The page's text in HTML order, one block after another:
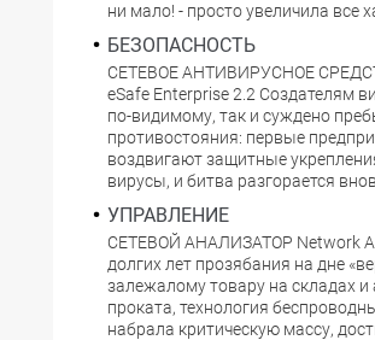
ни мало! - просто увеличила все
БЕЗОПАСНОСТЬ
СЕТЕВОЕ АНТИВИРУСНОЕ
eSafe Enterprise 2.2 Создателям
по-видимому, так и суждено
противостояния: первые
воздвигают защитные
вирусы, и битва разгорается
УПРАВЛЕНИЕ
СЕТЕВОЙ АНАЛИЗАТОР Network
долгих лет прозябания на дне
залежалому товару на складах
проката, технология
набрала критическую массу,